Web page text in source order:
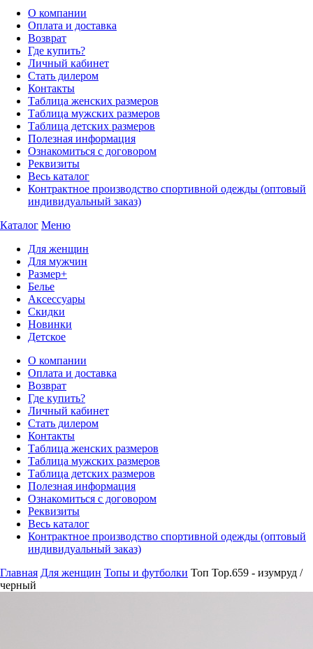
О компании
Оплата и доставка
Возврат
Где купить?
Личный кабинет
Стать дилером
Контакты
Таблица женских размеров
Таблица мужских размеров
Таблица детских размеров
Полезная информация
Ознакомиться с договором
Реквизиты
Весь каталог
Контрактное производство спортивной одежды (оптовый
индивидуальный заказ)
Каталог Меню
Для женщин
Для мужчин
Размер+
Белье
Аксессуары
Скидки
Новинки
Детское
О компании
Оплата и доставка
Возврат
Где купить?
Личный кабинет
Стать дилером
Контакты
Таблица женских размеров
Таблица мужских размеров
Таблица детских размеров
Полезная информация
Ознакомиться с договором
Реквизиты
Весь каталог
Контрактное производство спортивной одежды (оптовый
индивидуальный заказ)
Главная Для женщин Топы и футболки Топ Top.659 - изумруд /
черный